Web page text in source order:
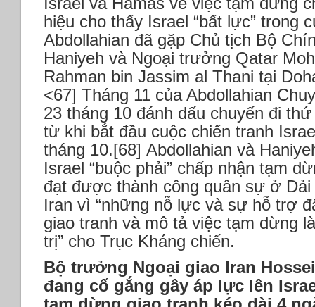
hiệu cho thấy Israel “bất lực” trong
Abdollahian đã gặp Chủ tịch Bộ
Haniyeh và Ngoại trưởng Qatar
Rahman bin Jassim al Thani tại
<67] Tháng 11 của Abdollahian
23 tháng 10 đánh dấu chuyến đi
từ khi bắt đầu cuộc chiến tranh
tháng 10.[68] Abdollahian và
Israel “buộc phải” chấp nhận tạm
đạt được thành công quân sự ở
Iran vì “những nỗ lực và sự hỗ trợ
giao tranh và mô tả việc tạm dừng
trị” cho Trục Kháng chiến.
Bộ trưởng Ngoại giao Iran
đang cố gắng gây áp lực lên